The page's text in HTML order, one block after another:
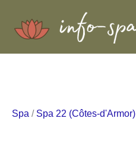
Spa / Spa 22 (Côtes-d'Armor)